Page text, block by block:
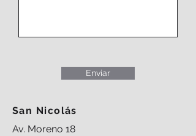
Enviar
San Nicolás
Av. Moreno 18